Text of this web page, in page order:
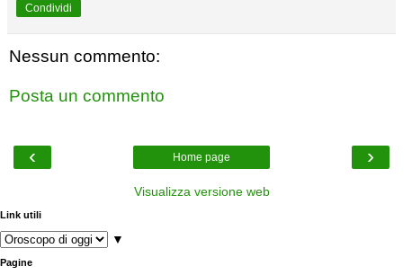
Condividi
Nessun commento:
Posta un commento
‹ ›
Home page
Visualizza versione web
Link utili
▼
Pagine